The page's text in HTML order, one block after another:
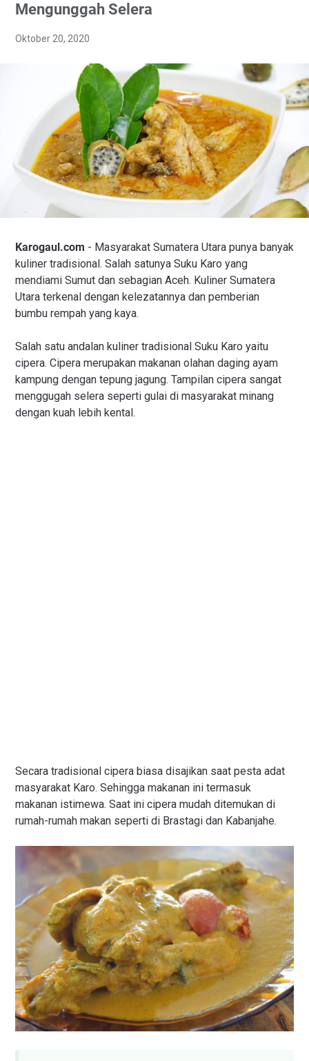
Mengunggah Selera
Oktober 20, 2020
Karogaul.com - Masyarakat Sumatera Utara punya banyak
kuliner tradisional. Salah satunya Suku Karo yang
mendiami Sumut dan sebagian Aceh. Kuliner Sumatera
Utara terkenal dengan kelezatannya dan pemberian
bumbu rempah yang kaya.
Salah satu andalan kuliner tradisional Suku Karo yaitu
cipera. Cipera merupakan makanan olahan daging ayam
kampung dengan tepung jagung. Tampilan cipera sangat
menggugah selera seperti gulai di masyarakat minang
dengan kuah lebih kental.
Secara tradisional cipera biasa disajikan saat pesta adat
masyarakat Karo. Sehingga makanan ini termasuk
makanan istimewa. Saat ini cipera mudah ditemukan di
rumah-rumah makan seperti di Brastagi dan Kabanjahe.